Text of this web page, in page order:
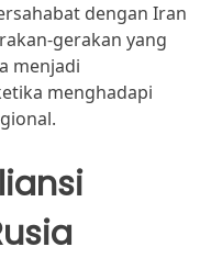
dengan Iran
gerakan yang
menjadi
menghadapi